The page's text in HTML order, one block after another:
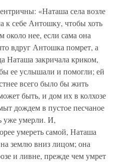
«Наташа села возле
к себе Антошку, чтобы хоть
нее, если сама она
вдруг Антошка помрет, а
Наташа закричала криком,
ее услышали и помогли; ей
всего было бы жить
быть, и дом их в колхозе
дождем в пустое песчаное
уже умерли. И,
умереть самой, Наташа
землю вниз лицом; она
и ливне, прежде чем умрет